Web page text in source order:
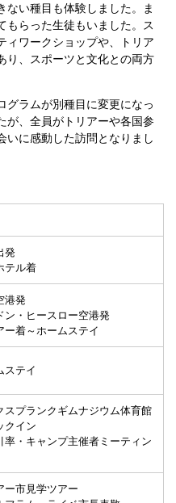
ない種目も体験しました。ま
もらった生徒もいました。ス
ィワークショップや、トリア
り、スポーツと文化との両方
グラムが別種目に変更になっ
が、全員がトリアーや各国参
いに感動した訪問となりまし
発
テル着
港発
ン・ヒースロー空港発
ー着～ホームステイ
ステイ
スプランクギムナジウム体育館
クイン
率・キャンプ主催者ミーティン
ー市見学ツアー